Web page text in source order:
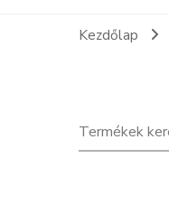
Kezdőlap
Keresés
a